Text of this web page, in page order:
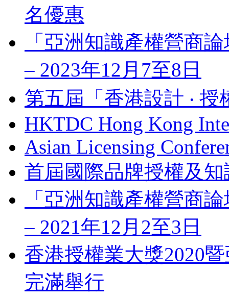
名優惠
「亞洲知識產權營商
– 2023年12月7至8日
第五屆「香港設計 ‧
HKTDC Hong Kong
Asian Licensing
首屆國際品牌授權及
「亞洲知識產權營商
– 2021年12月2至3日
香港授權業大獎2020
完滿舉行